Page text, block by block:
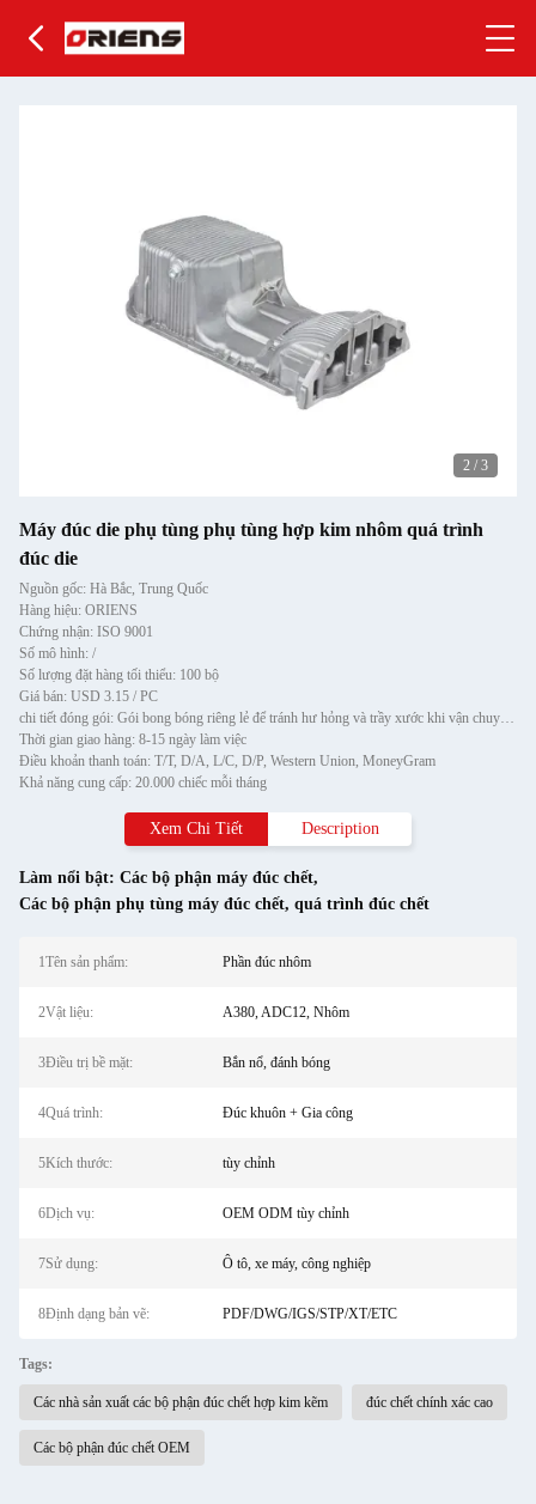
2 / 3
Máy đúc die phụ tùng phụ tùng hợp kim nhôm quá trình
đúc die
Nguồn gốc: Hà Bắc, Trung Quốc
Hàng hiệu: ORIENS
Chứng nhận: ISO 9001
Số mô hình: /
Số lượng đặt hàng tối thiểu: 100 bộ
Giá bán: USD 3.15 / PC
chi tiết đóng gói: Gói bong bóng riêng lẻ để tránh hư hỏng và trầy xước khi vận chuyển, sau đó cho vào thùng carton
Thời gian giao hàng: 8-15 ngày làm việc
Điều khoản thanh toán: T/T, D/A, L/C, D/P, Western Union, MoneyGram
Khả năng cung cấp: 20.000 chiếc mỗi tháng
Xem Chi Tiết Description
Làm nổi bật: Các bộ phận máy đúc chết,
Các bộ phận phụ tùng máy đúc chết, quá trình đúc chết
1Tên sản phẩm: Phần đúc nhôm
2Vật liệu: A380, ADC12, Nhôm
3Điều trị bề mặt: Bắn nổ, đánh bóng
4Quá trình: Đúc khuôn + Gia công
5Kích thước: tùy chỉnh
6Dịch vụ: OEM ODM tùy chỉnh
7Sử dụng: Ô tô, xe máy, công nghiệp
8Định dạng bản vẽ: PDF/DWG/IGS/STP/XT/ETC
Tags:
Các nhà sản xuất các bộ phận đúc chết hợp kim kẽm đúc chết chính xác cao
Các bộ phận đúc chết OEM